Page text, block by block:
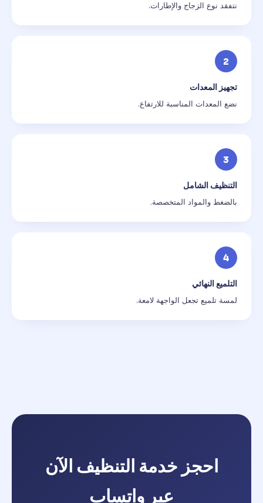
نتفقد نوع الزجاج والإطارات.
2
تجهيز المعدات
نضع المعدات المناسبة للارتفاع.
3
التنظيف الشامل
بالضغط والمواد المتخصصة.
4
التلميع النهائي
لمسة تلميع تجعل الواجهة لامعة.
احجز خدمة التنظيف الآن
عبر واتساب